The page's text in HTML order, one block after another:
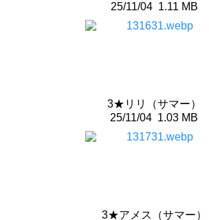
25/11/041.11 MB
3★リリ（サマー）
25/11/04 1.03 MB
3★アメス（サマー）